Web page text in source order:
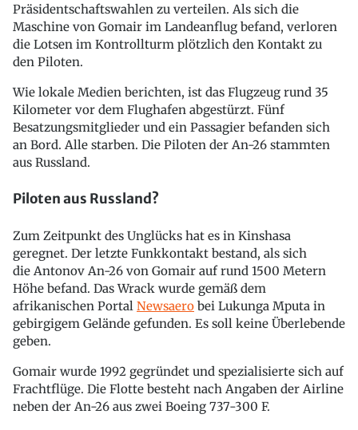
Präsidentschaftswahlen zu verteilen. Als sich die
Maschine von Gomair im Landeanflug befand, verloren
die Lotsen im Kontrollturm plötzlich den Kontakt zu
den Piloten.
Wie lokale Medien berichten, ist das Flugzeug rund 35
Kilometer vor dem Flughafen abgestürzt. Fünf
Besatzungsmitglieder und ein Passagier befanden sich
an Bord. Alle starben. Die Piloten der An-26 stammten
aus Russland.
Piloten aus Russland?
Zum Zeitpunkt des Unglücks hat es in Kinshasa
geregnet. Der letzte Funkkontakt bestand, als sich
die Antonov An-26 von Gomair auf rund 1500 Metern
Höhe befand. Das Wrack wurde gemäß dem
afrikanischen Portal Newsaero bei Lukunga Mputa in
gebirgigem Gelände gefunden. Es soll keine Überlebende
geben.
Gomair wurde 1992 gegründet und spezialisierte sich auf
Frachtflüge. Die Flotte besteht nach Angaben der Airline
neben der An-26 aus zwei Boeing 737-300 F.